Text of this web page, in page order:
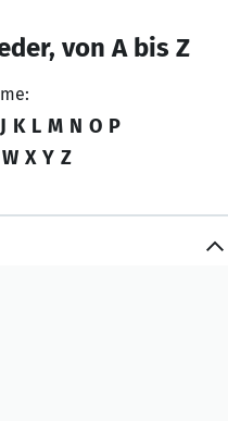
von A bis Z
J K L M N O P
W X Y Z